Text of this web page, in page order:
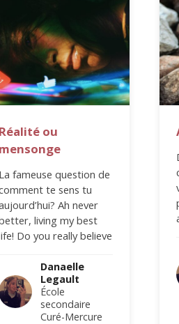
ou
fameuse question de
te sens tu
Ah never
living my best
Do you really believe
Danaelle
Legault
École
secondaire
Curé-Mercure